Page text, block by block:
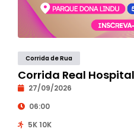
Corrida de Rua
Corrida Real
27/09/2026
06:00
5K 10K